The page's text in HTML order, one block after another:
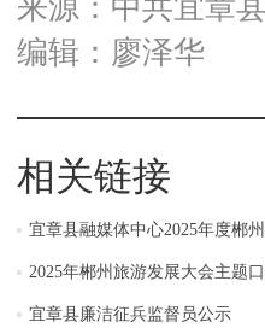
来源：中共宜章
编辑：廖泽华
相关链接
宜章县融媒体中心2025年度郴
2025年郴州旅游发展大会主题
宜章县廉洁征兵监督员公示